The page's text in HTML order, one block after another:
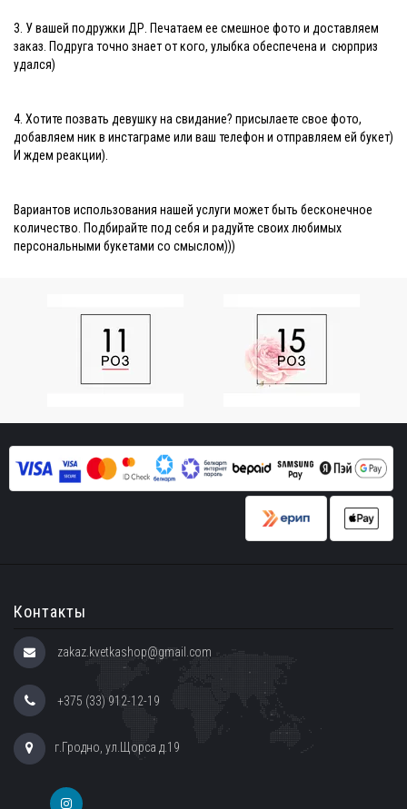
3. У вашей подружки ДР. Печатаем ее смешное фото и доставляем
заказ. Подруга точно знает от кого, улыбка обеспечена и сюрприз
удался)
4. Хотите позвать девушку на свидание? присылаете свое фото,
добавляем ник в инстаграме или ваш телефон и отправляем ей букет)
И ждем реакции).
Вариантов использования нашей услуги может быть бесконечное
количество. Подбирайте под себя и радуйте своих любимых
персональными букетами со смыслом)))
Контакты
zakaz.kvetkashop@gmail.com
+375 (33) 912-12-19
г.Гродно, ул.Щорса д.19